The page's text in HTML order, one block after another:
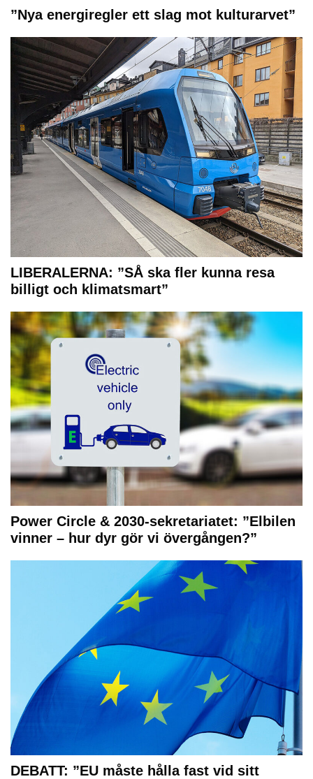
”Nya energiregler ett slag mot kulturarvet”
LIBERALERNA: ”SÅ ska fler kunna resa
billigt och klimatsmart”
Power Circle & 2030-sekretariatet: ”Elbilen
vinner – hur dyr gör vi övergången?”
DEBATT: ”EU måste hålla fast vid sitt